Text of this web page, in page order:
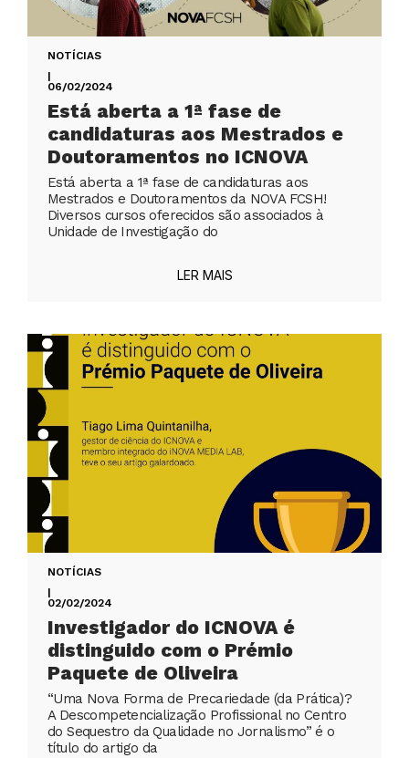
NOTÍCIAS
|
06/02/2024
Está aberta a 1ª fase de
candidaturas aos Mestrados e
Doutoramentos no ICNOVA
Está aberta a 1ª fase de candidaturas aos
Mestrados e Doutoramentos da NOVA FCSH!
Diversos cursos oferecidos são associados à
Unidade de Investigação do
LER MAIS
NOTÍCIAS
|
02/02/2024
Investigador do ICNOVA é
distinguido com o Prémio
Paquete de Oliveira
“Uma Nova Forma de Precariedade (da Prática)?
A Descompetencialização Profissional no Centro
do Sequestro da Qualidade no Jornalismo” é o
título do artigo da